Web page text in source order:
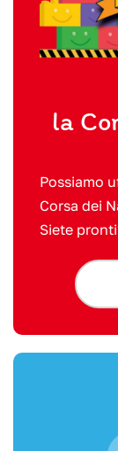
la
Possiamo
Corsa dei
Siete